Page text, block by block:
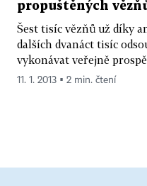
propuštěných
Šest tisíc vězňů už díky
dalších dvanáct tisíc
vykonávat veřejně
11. 1. 2013 ▪ 2 min. čtení